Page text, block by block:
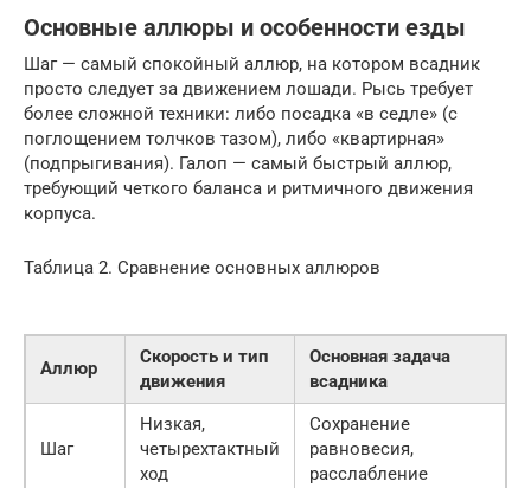
Основные аллюры и особенности езды
Шаг — самый спокойный аллюр, на котором всадник
просто следует за движением лошади. Рысь требует
более сложной техники: либо посадка «в седле» (с
поглощением толчков тазом), либо «квартирная»
(подпрыгивания). Галоп — самый быстрый аллюр,
требующий четкого баланса и ритмичного движения
корпуса.
Таблица 2. Сравнение основных аллюров
Аллюр
Скорость и тип
движения
Основная задача
всадника
Шаг
Низкая,
четырехтактный
ход
Сохранение
равновесия,
расслабление